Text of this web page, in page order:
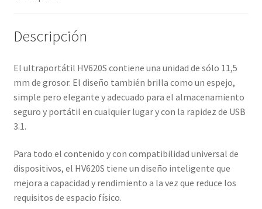
Descripción
El ultraportátil HV620S contiene una unidad de sólo 11,5
mm de grosor. El diseño también brilla como un espejo,
simple pero elegante y adecuado para el almacenamiento
seguro y portátil en cualquier lugar y con la rapidez de USB
3.1.
Para todo el contenido y con compatibilidad universal de
dispositivos, el HV620S tiene un diseño inteligente que
mejora a capacidad y rendimiento a la vez que reduce los
requisitos de espacio físico.